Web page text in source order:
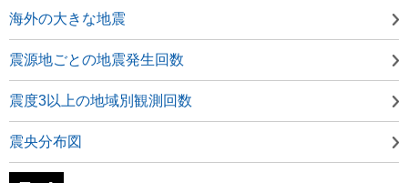
海外の大きな地震
震源地ごとの地震発生回数
震度3以上の地域別観測回数
震央分布図